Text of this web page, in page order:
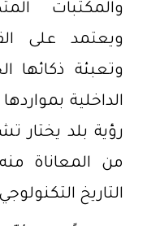
والمكتبات
ويعتمد على
وتعبئة ذكائها
الداخلية
رؤية بلد يختار
من المعاناة
التاريخ التكنولوجي